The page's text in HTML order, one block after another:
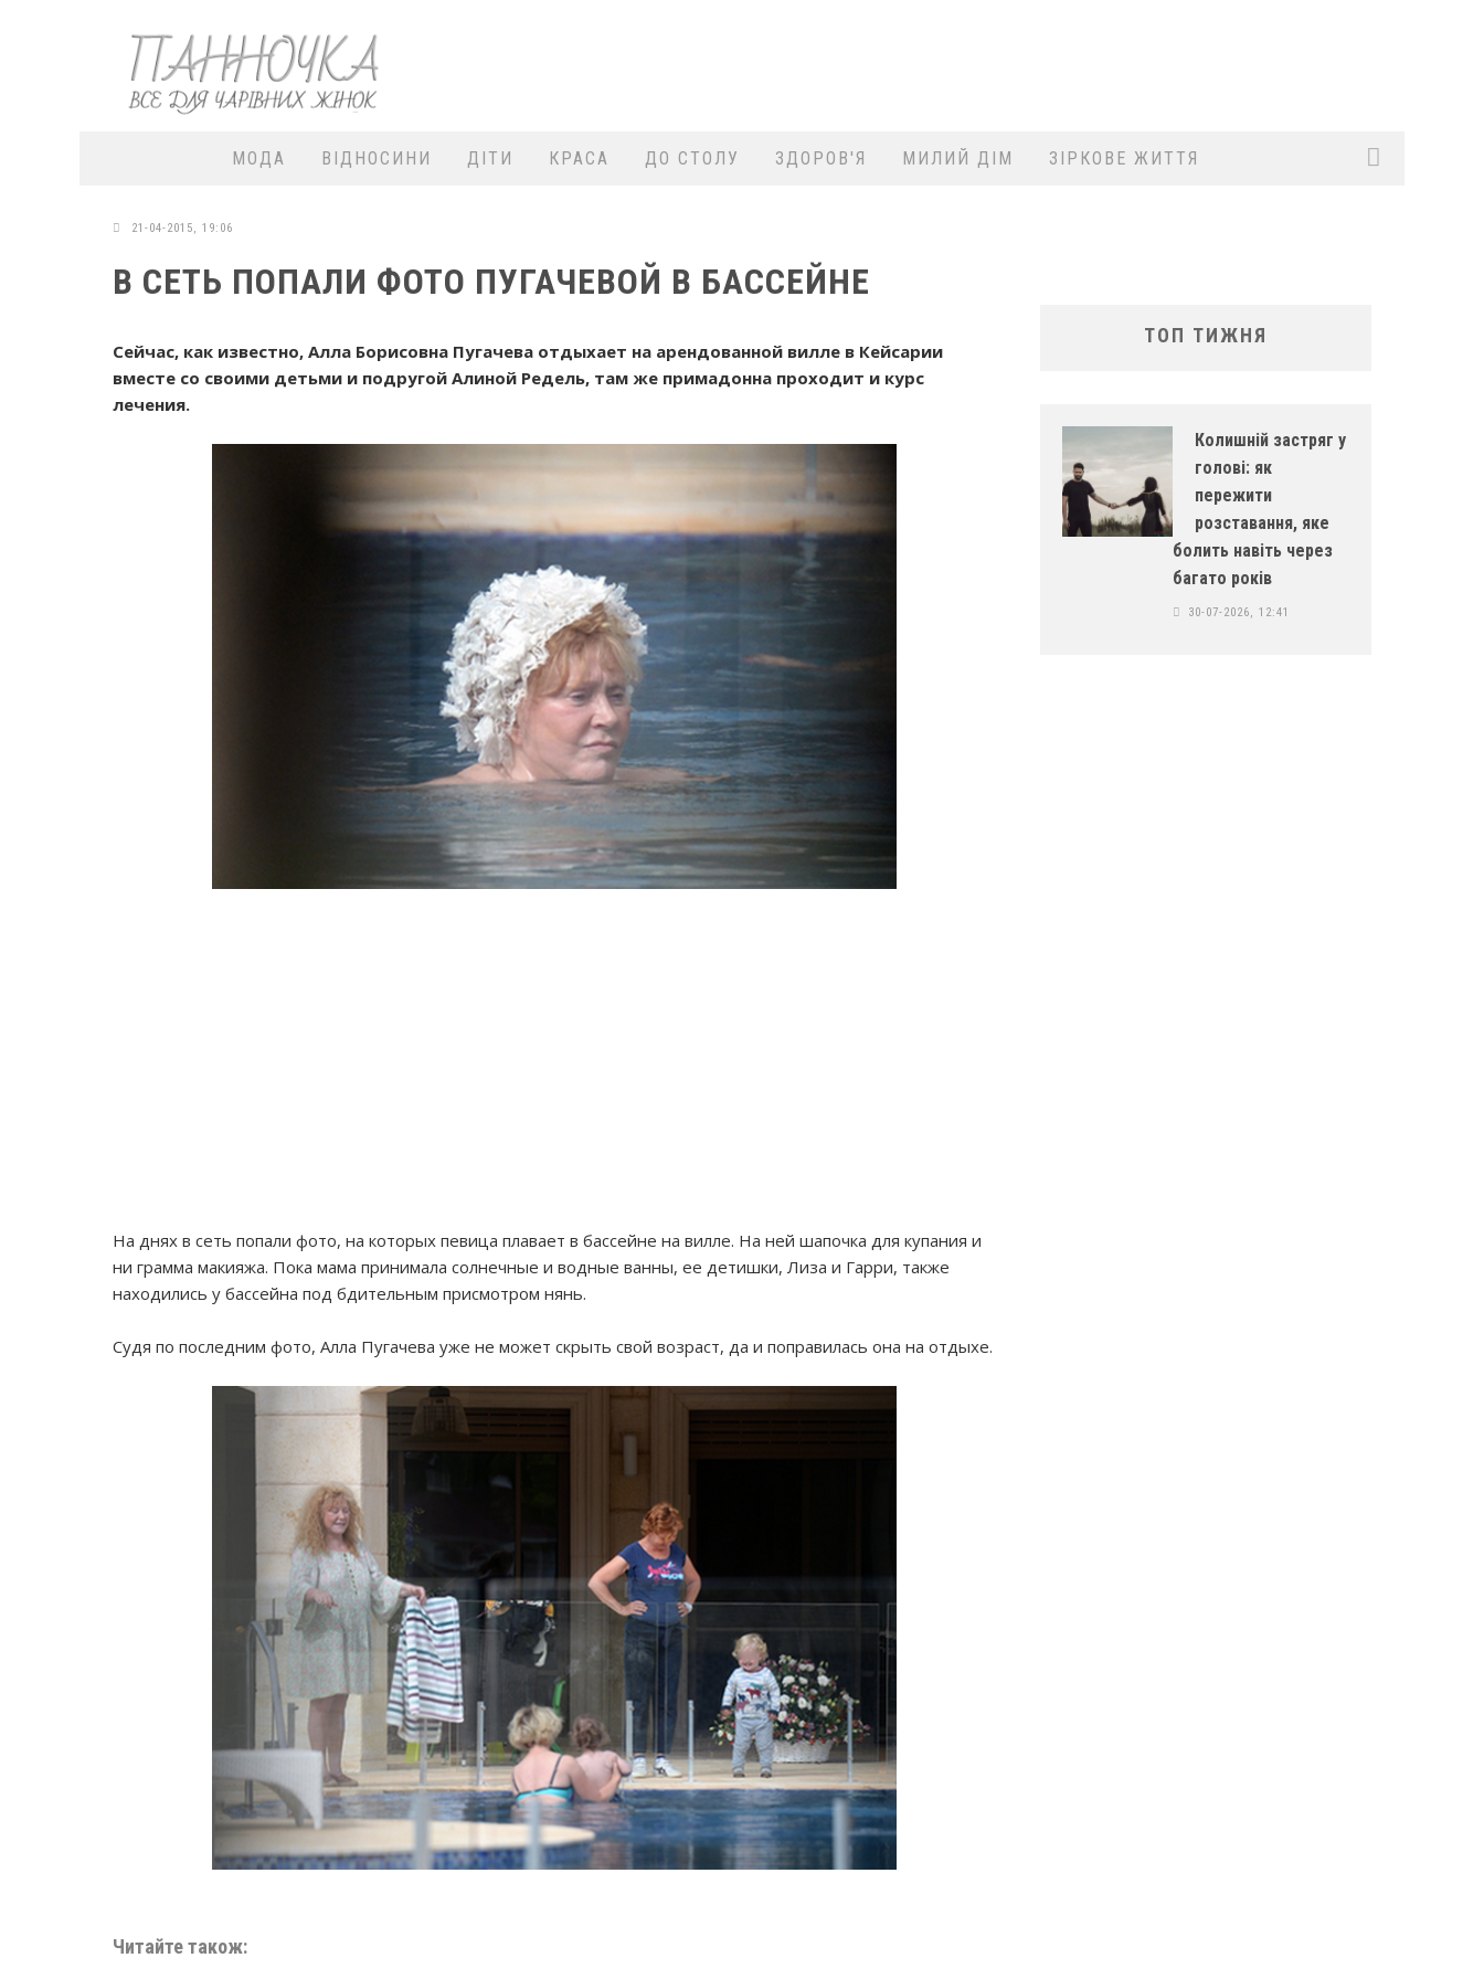
МОДА ВІДНОСИНИ ДІТИ КРАСА ДО СТОЛУ ЗДОРОВ'Я МИЛИЙ ДІМ ЗІРКОВЕ ЖИТТЯ
21-04-2015, 19:06
В СЕТЬ ПОПАЛИ ФОТО ПУГАЧЕВОЙ В БАССЕЙНЕ
Сейчас, как известно, Алла Борисовна Пугачева отдыхает на арендованной вилле в Кейсарии
вместе со своими детьми и подругой Алиной Редель, там же примадонна проходит и курс
лечения.
На днях в сеть попали фото, на которых певица плавает в бассейне на вилле. На ней шапочка для купания и
ни грамма макияжа. Пока мама принимала солнечные и водные ванны, ее детишки, Лиза и Гарри, также
находились у бассейна под бдительным присмотром нянь.
Судя по последним фото, Алла Пугачева уже не может скрыть свой возраст, да и поправилась она на отдыхе.
Читайте також:
ТОП ТИЖНЯ
Колишній застряг у
голові: як
пережити
розставання, яке
болить навіть через
багато років
30-07-2026, 12:41